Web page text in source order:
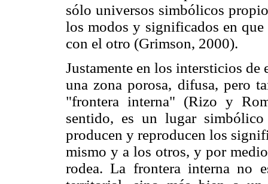
sólo universos simbólicos
los modos y significados en
con el otro (Grimson, 2000).
Justamente en los intersticios de
una zona porosa, difusa, pero
"frontera interna" (Rizo y
sentido, es un lugar
producen y reproducen los
mismo y a los otros, y por
rodea. La frontera interna no